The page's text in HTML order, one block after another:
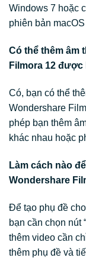
Windows 7 hoặc
phiên bản
Có thể thêm âm
Filmora 12 được
Có, bạn có thể
Wondershare
phép bạn thêm
khác nhau hoặc
Làm cách nào
Wondershare
Để tạo phụ đề
bạn cần chọn nút
thêm video cần
thêm phụ đề và